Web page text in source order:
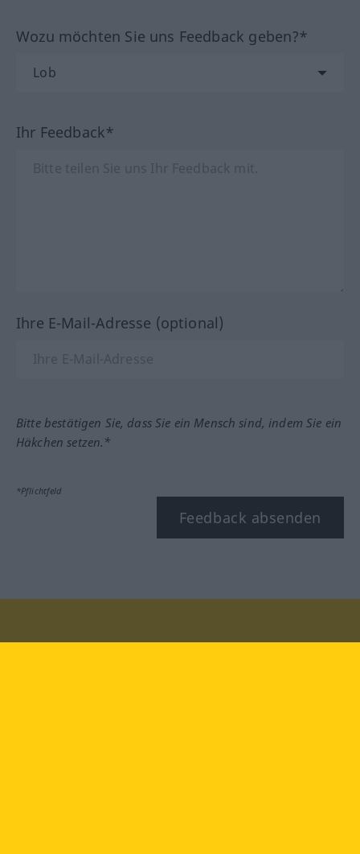
Wozu möchten Sie uns Feedback geben?*
Ihr Feedback*
Ihre E-Mail-Adresse (optional)
Bitte bestätigen Sie, dass Sie ein Mensch sind, indem Sie ein
Häkchen setzen.*
*Pflichtfeld
Feedback absenden
Besuchen Sie uns auf: